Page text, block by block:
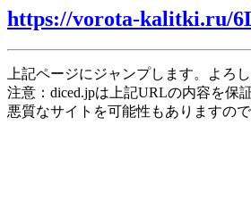
https://vorota-kalitki.ru/
上記ページにジャンプします。よろ
注意：diced.jpは上記URLの内容を保
悪質なサイトを可能性もありますの